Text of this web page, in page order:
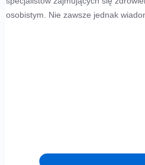
osobistym. Nie zawsze jednak